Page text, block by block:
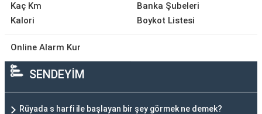
Kaç Km
Kalori
Banka Şubeleri
Boykot Listesi
Online Alarm Kur
SENDEYİM
Rüyada s harfi ile başlayan bir şey görmek ne demek?